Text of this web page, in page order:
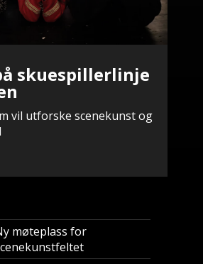
skuespillerlinje
vil utforske scenekunst og
møteplass for